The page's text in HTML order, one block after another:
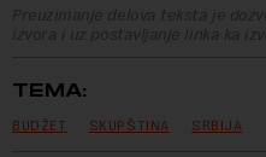
Preuzimanje delova teksta je
izvora i uz postavljanje linka ka
TEMA:
BUDŽET SKUPŠTINA SRBIJA